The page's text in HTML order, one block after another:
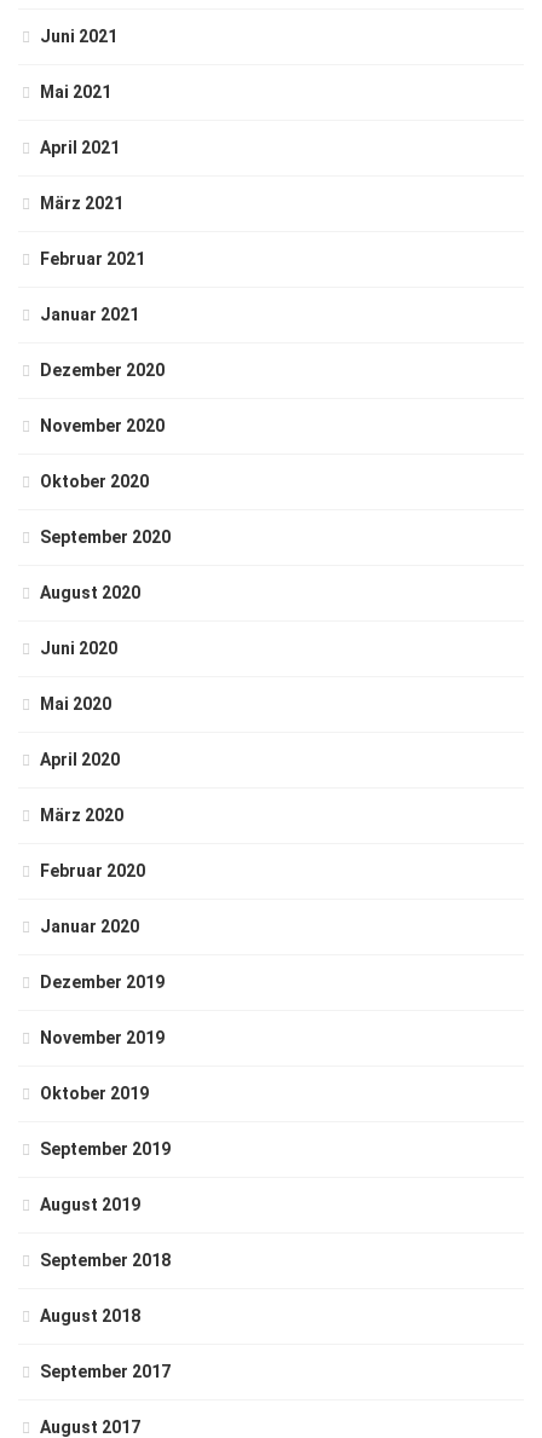
Juni 2021
Mai 2021
April 2021
März 2021
Februar 2021
Januar 2021
Dezember 2020
November 2020
Oktober 2020
September 2020
August 2020
Juni 2020
Mai 2020
April 2020
März 2020
Februar 2020
Januar 2020
Dezember 2019
November 2019
Oktober 2019
September 2019
August 2019
September 2018
August 2018
September 2017
August 2017